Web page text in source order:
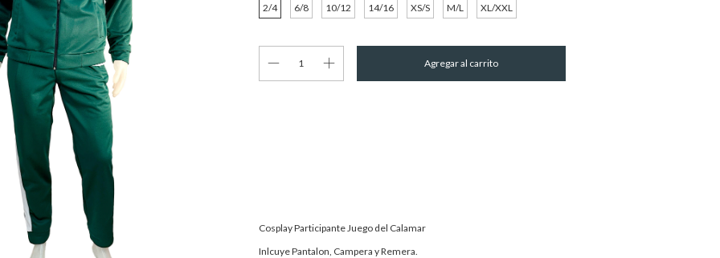
2/4
6/8 10/12 14/16 XS/S M/L XL/XXL
Cosplay Participante Juego del Calamar
Inlcuye Pantalon, Campera y Remera.